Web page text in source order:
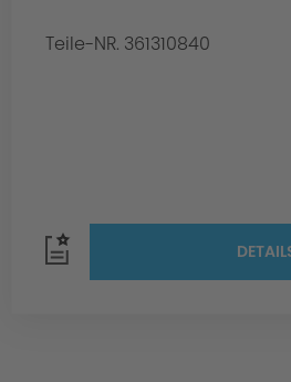
Teile-NR. 361310840